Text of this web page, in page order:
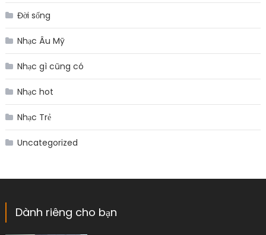
Đời sống
Nhạc Âu Mỹ
Nhạc gì cũng có
Nhạc hot
Nhạc Trẻ
Uncategorized
Dành riêng cho bạn